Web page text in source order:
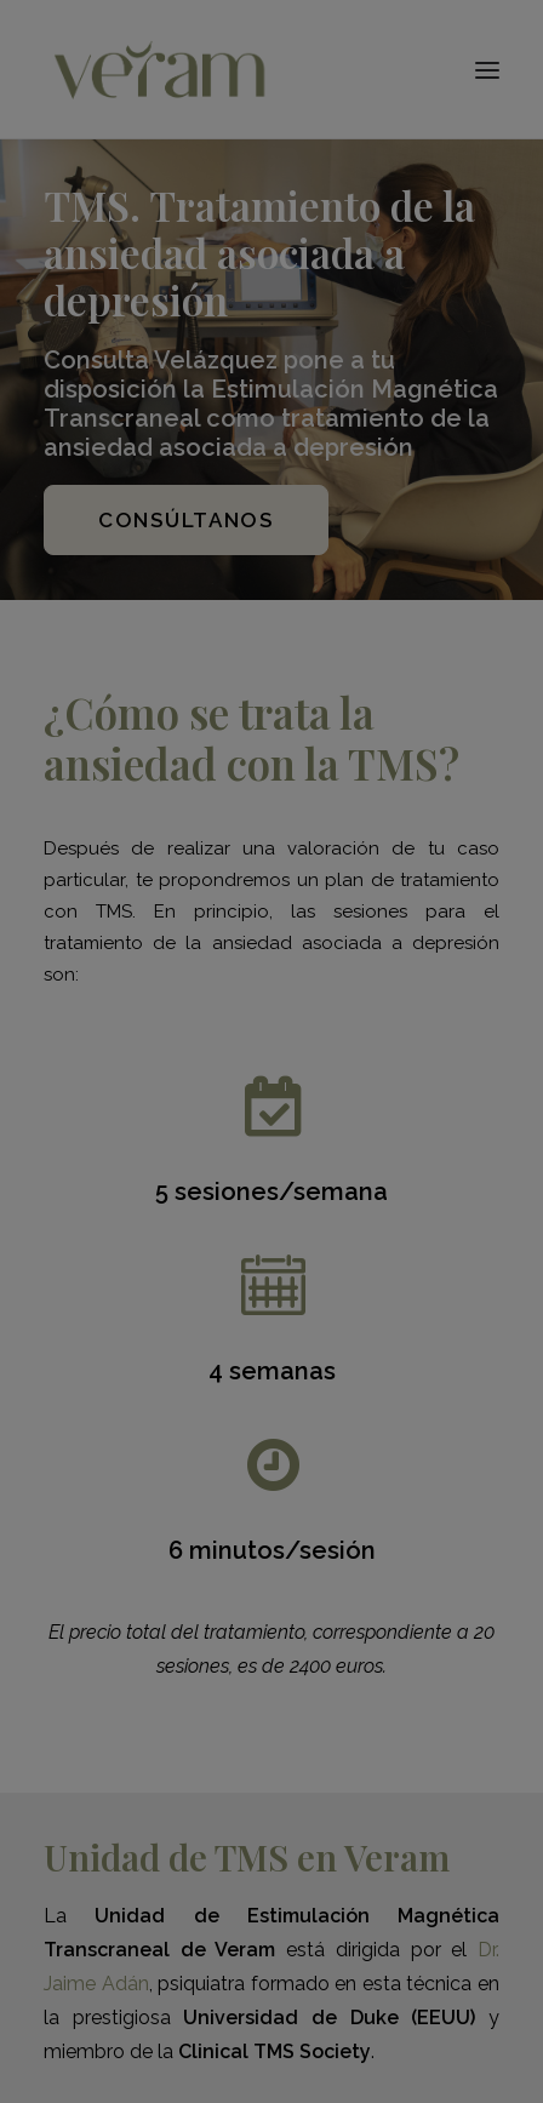
Qué Tratamos
Conócenos
Blog
Contacto
Citas
Buscar
TMS. Tratamiento de la
ansiedad asociada a
depresión
Consulta Velázquez pone a tu
disposición la Estimulación Magnética
Transcraneal como tratamiento de la
ansiedad asociada a depresión
CONSÚLTANOS
¿Cómo se trata la
ansiedad con la TMS?
Después de realizar una valoración de tu caso
particular, te propondremos un plan de tratamiento
con TMS. En principio, las sesiones para el
tratamiento de la ansiedad asociada a depresión
son:
5 sesiones/semana
4 semanas
6 minutos/sesión
El precio total del tratamiento, correspondiente a 20
sesiones, es de 2400 euros.
Unidad de TMS en Veram
La Unidad de Estimulación Magnética
Transcraneal de Veram está dirigida por el Dr.
Jaime Adán, psiquiatra formado en esta técnica en
la prestigiosa Universidad de Duke (EEUU) y
miembro de la Clinical TMS Society.